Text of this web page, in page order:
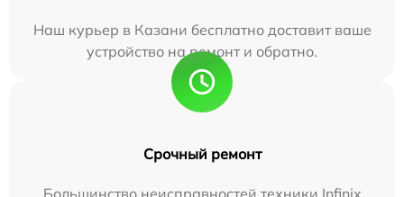
Наш курьер в Казани бесплатно доставит ваше
устройство на ремонт и обратно.
Срочный ремонт
Большинство неисправностей техники Infinix